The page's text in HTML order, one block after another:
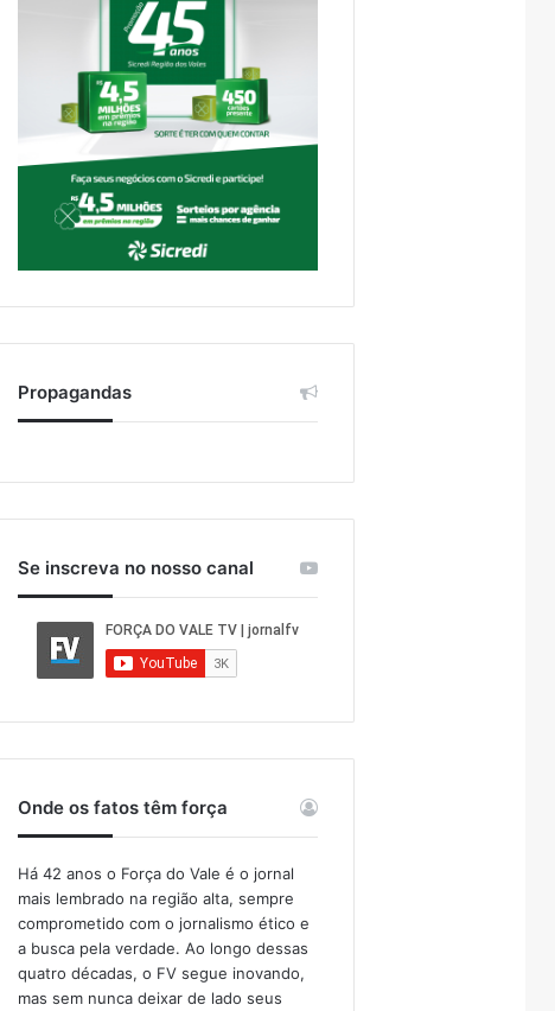
Propagandas
Se inscreva no nosso canal
Onde os fatos têm força
Há 42 anos o Força do Vale é o jornal
mais lembrado na região alta, sempre
comprometido com o jornalismo ético e
a busca pela verdade. Ao longo dessas
quatro décadas, o FV segue inovando,
mas sem nunca deixar de lado seus